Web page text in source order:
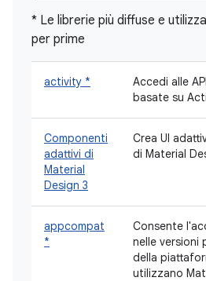
* Le librerie più diffuse e
per prime
activity *
Accedi alle
basate su
Componenti
adattivi di
Material
Design 3
Crea UI
di Material
appcompat
*
Consente
nelle versioni
della
utilizzano